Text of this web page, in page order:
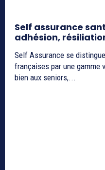
Self assurance
adhésion,
Self Assurance se
françaises par une gamme
bien aux seniors,...